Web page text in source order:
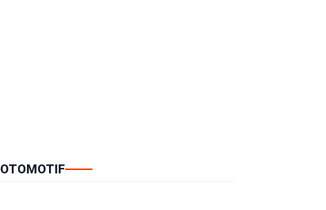
OTOMOTIF